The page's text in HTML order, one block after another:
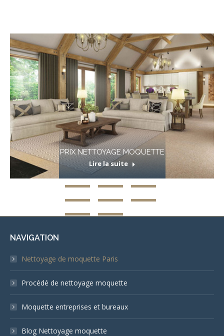
PRIX NETTOYAGE MOQUETTE
Lire la suite
NAVIGATION
Nettoyage de moquette Paris
Procédé de nettoyage moquette
Moquette entreprises et bureaux
Blog Nettoyage moquette